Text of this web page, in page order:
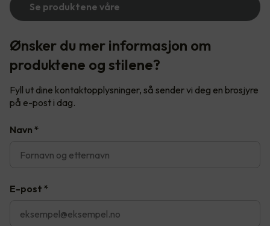
Se produktene våre
Ønsker du mer informasjon om
produktene og stilene?
Fyll ut dine kontaktopplysninger, så sender vi deg en brosjyre
på e-post i dag.
Navn *
E-post *